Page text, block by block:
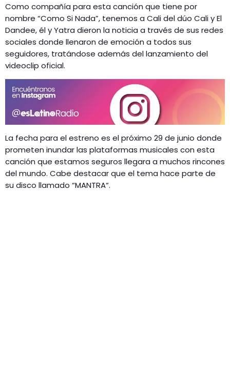
Como compañía para esta canción que tiene por
nombre “Como Si Nada”, tenemos a Cali del dúo Cali y El
Dandee, él y Yatra dieron la noticia a través de sus redes
sociales donde llenaron de emoción a todos sus
seguidores, tratándose además del lanzamiento del
videoclip oficial.
La fecha para el estreno es el próximo 29 de junio donde
prometen inundar las plataformas musicales con esta
canción que estamos seguros llegara a muchos rincones
del mundo. Cabe destacar que el tema hace parte de
su disco llamado “MANTRA“.